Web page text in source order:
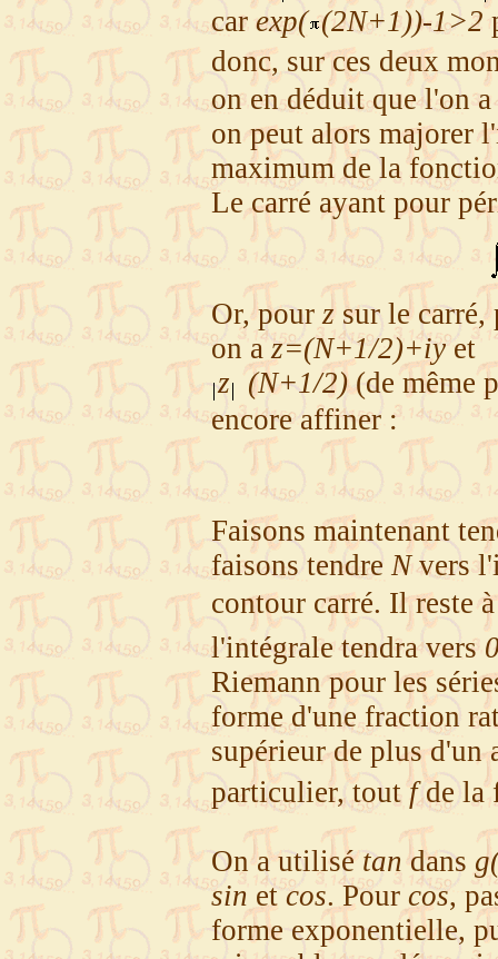
car exp( (2N+1))-1>2
donc, sur ces deux
on en déduit que l'on
on peut alors majorer
maximum de la
Le carré ayant pour
Or, pour z sur le
on az=(N+1/2)+iyet
z (N+1/2)(de même
encore affiner :
Faisons maintenant
faisons tendre Nvers
contour carré. Il reste
l'intégrale tendra vers
Riemann pour les
forme d'une fraction
supérieur de plus d'un
particulier, toutfde la
On a utilisé tan dans
sin etcos. Pour cos,
forme exponentielle,